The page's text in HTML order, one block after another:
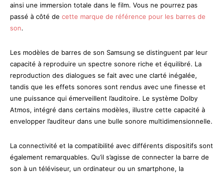
ainsi une immersion totale dans le film. Vous ne pourrez pas
passé à côté de cette marque de référence pour les barres de
son.
Les modèles de barres de son Samsung se distinguent par leur
capacité à reproduire un spectre sonore riche et équilibré. La
reproduction des dialogues se fait avec une clarté inégalée,
tandis que les effets sonores sont rendus avec une finesse et
une puissance qui émerveillent l’auditoire. Le système Dolby
Atmos, intégré dans certains modèles, illustre cette capacité à
envelopper l’auditeur dans une bulle sonore multidimensionnelle.
La connectivité et la compatibilité avec différents dispositifs sont
également remarquables. Qu’il s’agisse de connecter la barre de
son à un téléviseur, un ordinateur ou un smartphone, la